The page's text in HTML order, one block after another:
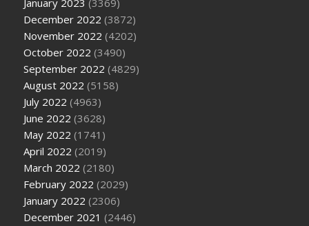
January 2023 (3369)
December 2022 (3872)
November 2022 (4202)
October 2022 (3490)
September 2022 (4829)
August 2022 (5158)
July 2022 (4963)
June 2022 (3628)
May 2022 (1741)
April 2022 (2019)
March 2022 (2180)
February 2022 (2029)
January 2022 (2306)
December 2021 (2446)